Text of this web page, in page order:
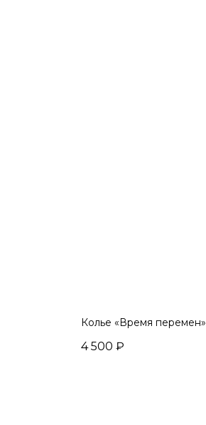
Колье «Время перемен»
4 500 ₽